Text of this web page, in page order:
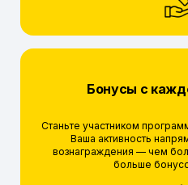
Бонусы с
Станьте участником
Ваша активность
вознаграждения — чем
больше